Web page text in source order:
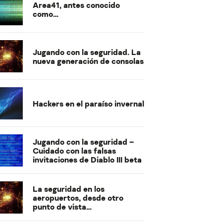
Area41, antes conocido
como…
Jugando con la seguridad. La
nueva generación de consolas
Hackers en el paraíso invernal
Jugando con la seguridad –
Cuidado con las falsas
invitaciones de Diablo III beta
La seguridad en los
aeropuertos, desde otro
punto de vista…